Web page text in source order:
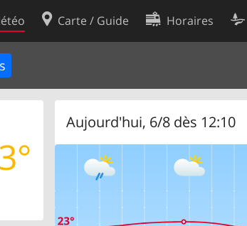
Carte / Guide Horaires
Aujourd'hui, 6/8 dès 12:10
d’utilisation